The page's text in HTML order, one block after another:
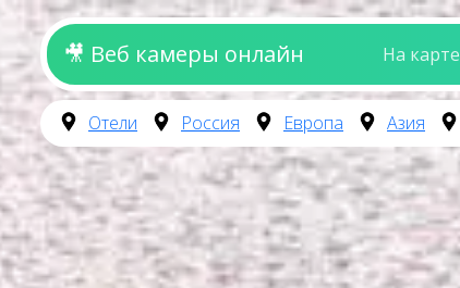
🎥 Веб камеры онлайн На карте
Отели Россия Европа Азия